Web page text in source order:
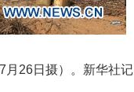
月26日摄）。新华社记